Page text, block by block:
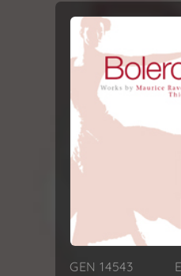
GEN 14543